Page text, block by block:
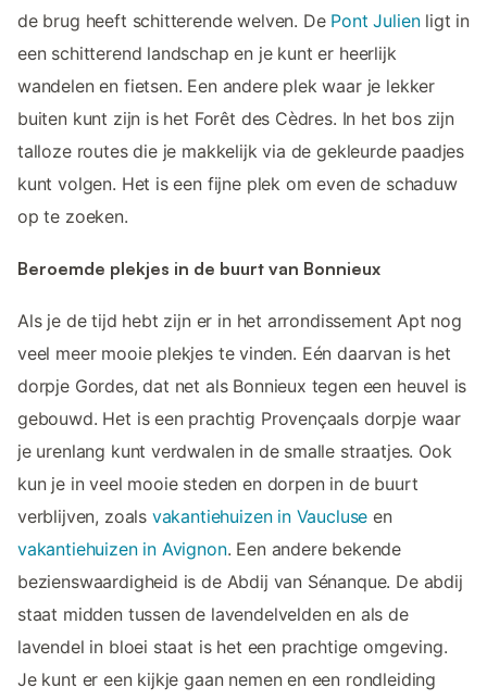
de brug heeft schitterende welven. De Pont Julienligt in
een schitterend landschap en je kunt er heerlijk
wandelen en fietsen. Een andere plek waar je lekker
buiten kunt zijn is het Forêt des Cèdres. In het bos zijn
talloze routes die je makkelijk via de gekleurde paadjes
kunt volgen. Het is een fijne plek om even de schaduw
op te zoeken.
Beroemde plekjes in de buurt van Bonnieux
Als je de tijd hebt zijn er in het arrondissement Apt nog
veel meer mooie plekjes te vinden. Eén daarvan is het
dorpje Gordes, dat net als Bonnieux tegen een heuvel is
gebouwd. Het is een prachtig Provençaals dorpje waar
je urenlang kunt verdwalen in de smalle straatjes. Ook
kun je in veel mooie steden en dorpen in de buurt
verblijven, zoals vakantiehuizen in Vaucluse en
vakantiehuizen in Avignon. Een andere bekende
bezienswaardigheid is de Abdij van Sénanque. De abdij
staat midden tussen de lavendelvelden en als de
lavendel in bloei staat is het een prachtige omgeving.
Je kunt er een kijkje gaan nemen en een rondleiding